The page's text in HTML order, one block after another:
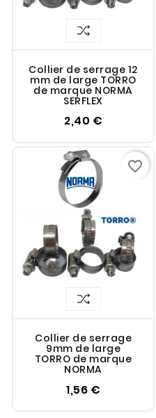
Collier de serrage 12
mm de large TORRO
de marque NORMA
SERFLEX
2,40 €
Collier de serrage
9mm de large
TORRO de marque
NORMA
1,56 €
favorite_border